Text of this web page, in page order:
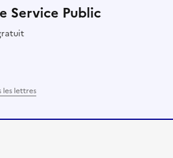
Service Public
les lettres